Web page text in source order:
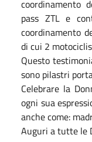
coordinamento
pass ZTL e
coordinamento
di cui 2
Questo
sono pilastri
Celebrare la
ogni sua
anche come:
Auguri a tutte le